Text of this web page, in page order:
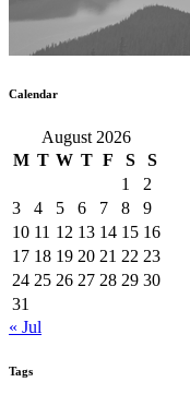
Calendar
August 2026
M T W T F S
S
1
2
3
4 5 6 7 8
9
10 11 12 13 14 15 16
17 18 19 20 21 22 23
24 25 26 27 28 29 30
31
« Jul
Tags